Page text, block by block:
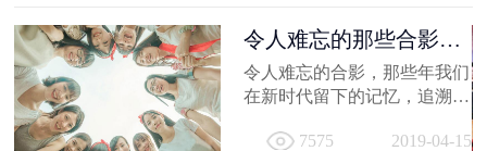
令人难忘的那些合影，
新时代学员...
令人难忘的合影，那些年我们
在新时代留下的记忆，追溯时
7575
2019-04-15